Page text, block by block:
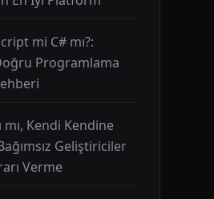
mi C# mı?:
Programlama
mı, Kendi Kendine
Bağımsız Geliştiriciler
Verme